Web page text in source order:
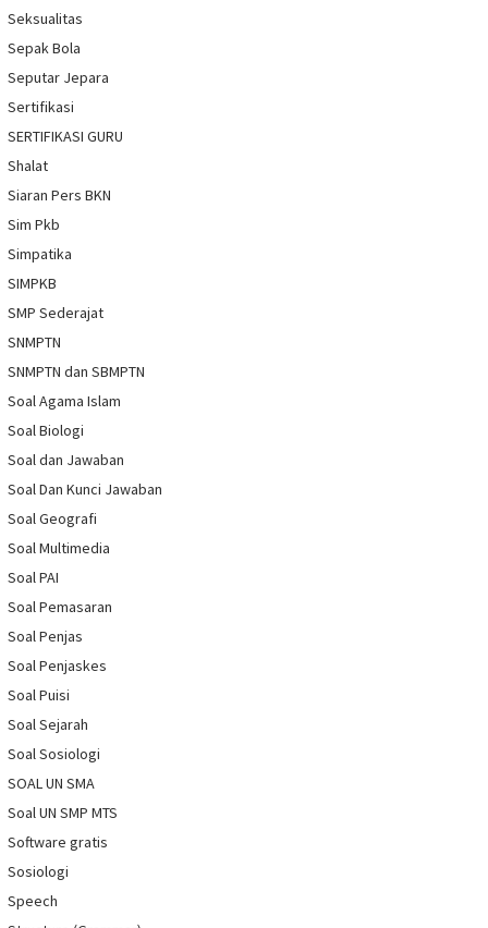
Seksualitas
Sepak Bola
Seputar Jepara
Sertifikasi
SERTIFIKASI GURU
Shalat
Siaran Pers BKN
Sim Pkb
Simpatika
SIMPKB
SMP Sederajat
SNMPTN
SNMPTN dan SBMPTN
Soal Agama Islam
Soal Biologi
Soal dan Jawaban
Soal Dan Kunci Jawaban
Soal Geografi
Soal Multimedia
Soal PAI
Soal Pemasaran
Soal Penjas
Soal Penjaskes
Soal Puisi
Soal Sejarah
Soal Sosiologi
SOAL UN SMA
Soal UN SMP MTS
Software gratis
Sosiologi
Speech